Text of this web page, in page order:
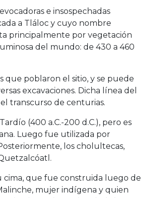
e insospechadas
a Tláloc y cuyo nombre
principalmente por vegetación
del mundo: de 430 a 460
que poblaron el sitio, y se puede
excavaciones. Dicha línea del
transcurso de centurias.
(400 a.C.-200 d.C.), pero es
Luego fue utilizada por
los cholultecas,
cima, que fue construida luego de
mujer indígena y quien